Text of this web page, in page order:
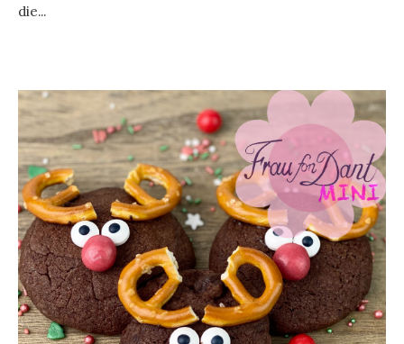
die...